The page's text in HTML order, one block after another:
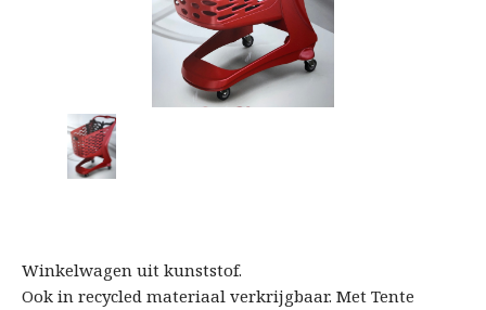
Winkelwagen uit kunststof.
Ook in recycled materiaal verkrijgbaar. Met Tente